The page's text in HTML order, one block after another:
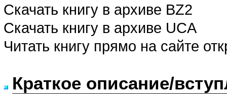
Скачать книгу в архиве BZ2
Скачать книгу в архиве UCA
Читать книгу прямо на сайте
Краткое описание/